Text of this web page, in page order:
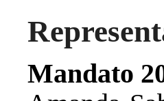
Mandato